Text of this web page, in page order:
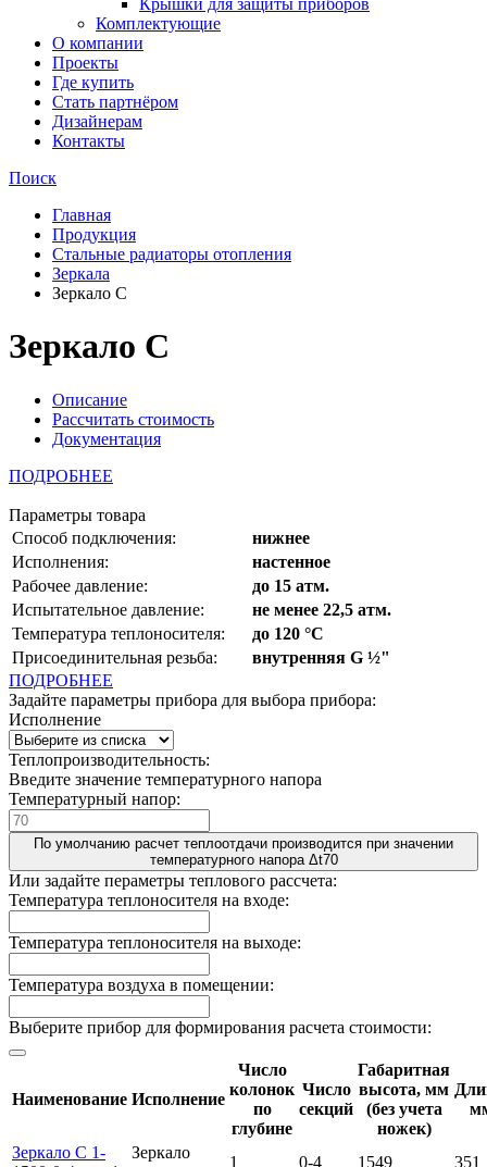
Крышки для защиты приборов
Комплектующие
О компании
Проекты
Где купить
Стать партнёром
Дизайнерам
Контакты
Поиск
Главная
Продукция
Стальные радиаторы отопления
Зеркала
Зеркало С
Зеркало С
Описание
Рассчитать стоимость
Документация
ПОДРОБНЕЕ
Параметры товара
Способ подключения:
нижнее
Исполнения:
настенное
Рабочее давление:
до 15 атм.
Испытательное давление:
не менее 22,5 атм.
Температура теплоносителя:
до 120 °С
Присоединительная резьба:
внутренняя G ½"
ПОДРОБНЕЕ
Задайте параметры прибора для выбора прибора:
Исполнение
Теплопроизводительность:
Введите значение температурного напора
Температурный напор:
По умолчанию расчет теплоотдачи производится при значении
температурного напора Δt70
Или задайте пераметры теплового рассчета:
Температура теплоносителя на входе:
Температура теплоносителя на выходе:
Температура воздуха в помещении:
Выберите прибор для формирования расчета стоимости:
Наименование Исполнение
Число
колонок
по
глубине
Число
секций
Габаритная
высота, мм
(без учета
ножек)
Зеркало С 1-
Зеркало
1 0-4 1549 351